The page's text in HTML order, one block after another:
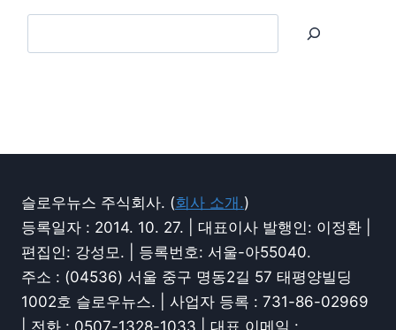
슬로우뉴스 주식회사. (회사 소개.)
등록일자 : 2014. 10. 27. | 대표이사 발행인: 이정환 |
편집인: 강성모. | 등록번호: 서울-아55040.
주소 : (04536) 서울 중구 명동2길 57 태평양빌딩
1002호 슬로우뉴스. | 사업자 등록 : 731-86-02969
| 전화 : 0507-1328-1033 | 대표 이메일 :